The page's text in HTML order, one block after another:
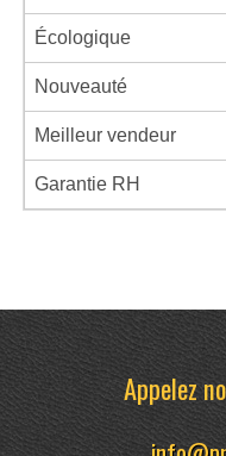
Écologique
Nouveauté
Meilleur vendeur
Garantie RH
Appelez